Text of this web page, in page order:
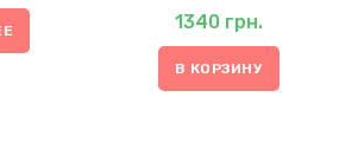
1340 грн.
В КОРЗИНУ